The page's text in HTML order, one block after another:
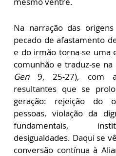
Na narração das
pecado de afastamento
e do irmão torna-se uma
comunhão e traduz-se
Gen9, 25-27), com
resultantes que se
geração: rejeição do
pessoas, violação da
fundamentais,
desigualdades. Daqui se
conversão contínua à